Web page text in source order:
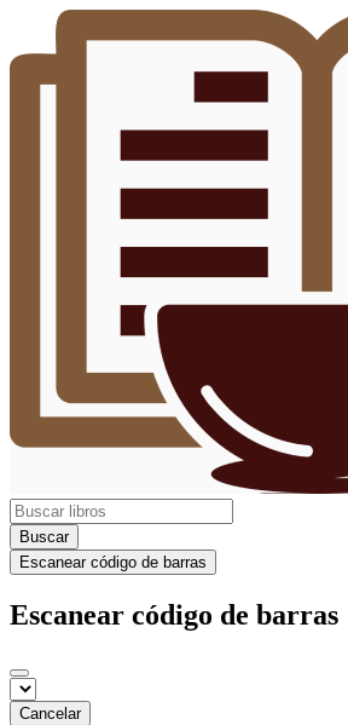
Buscar
Escanear código de barras
Escanear código de barras
Cancelar